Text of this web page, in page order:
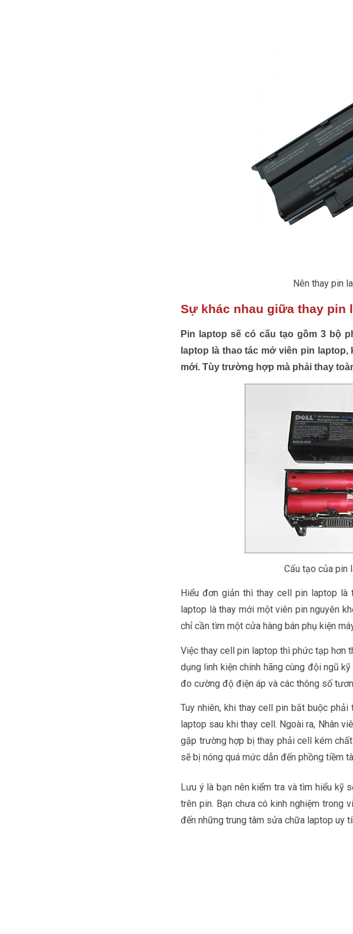
Nên thay pin
Sự khác nhau giữa thay pin
Pin laptop sẽ có cấu tạo gồm 3 bộ
laptop là thao tác mở viên pin
mới. Tùy trường hợp mà phải thay
Cấu tạo của pin
Hiểu đơn giản thì thay cell pin laptop
laptop là thay mới một viên pin nguyên
chỉ cần tìm một cửa hàng bán phụ kiện
Việc thay cell pin laptop thì phức tạp hơn
dụng linh kiện chính hãng cùng đội ngũ
đo cường độ điện áp và các thông số
Tuy nhiên, khi thay cell pin bắt buộc
laptop sau khi thay cell. Ngoài ra, Nhân
gặp trường hợp bị thay phải cell kém
sẽ bị nóng quá mức dẫn đến phồng tiềm
Lưu ý là bạn nên kiểm tra và tìm hiểu kỹ
trên pin. Bạn chưa có kinh nghiệm trong
đến những trung tâm sửa chữa laptop uy